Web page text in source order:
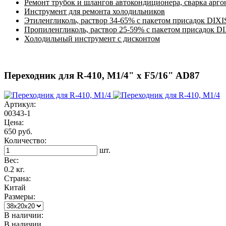
Ремонт трубок и шлангов автокондиционера, сварка
Инструмент для ремонта холодильников
Этиленгликоль, раствор 34-65% с пакетом присадок
Пропиленгликоль, раствор 25-59% с пакетом присадок
Холодильный инструмент с дисконтом
Переходник для R-410, M1/4" x F5/16" AD87
Артикул:
00343-1
Цена:
650 руб.
Количество:
шт.
Вес:
0.2 кг.
Страна:
Китай
Размеры:
В наличии:
В наличии